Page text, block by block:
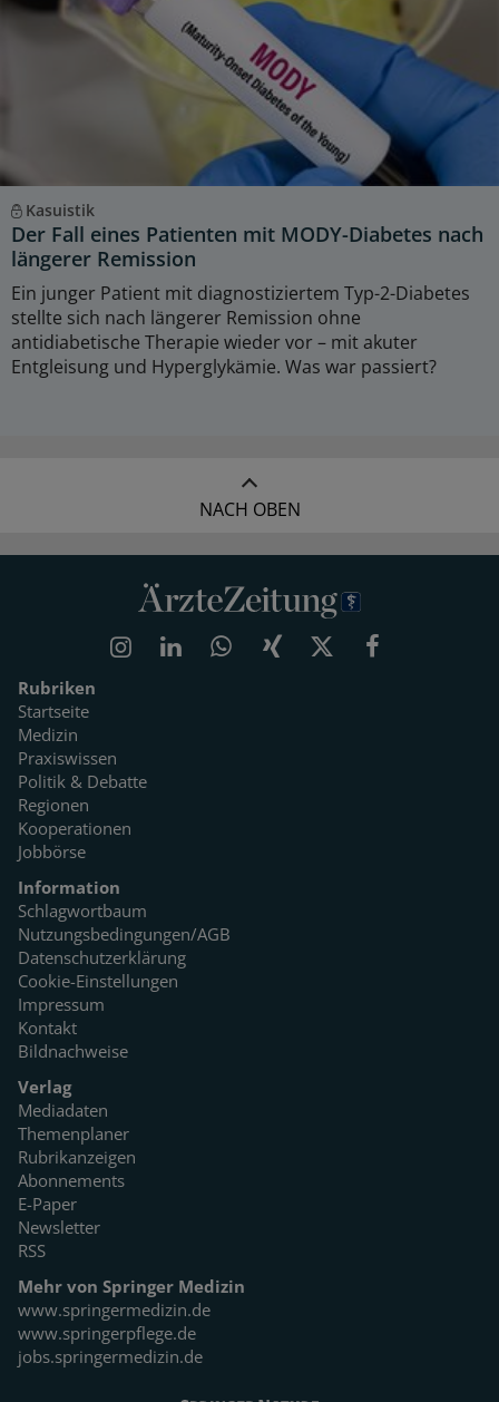
Kasuistik
Der Fall eines Patienten mit MODY-Diabetes nach
längerer Remission
Ein junger Patient mit diagnostiziertem Typ-2-Diabetes
stellte sich nach längerer Remission ohne
antidiabetische Therapie wieder vor – mit akuter
Entgleisung und Hyperglykämie. Was war passiert?
NACH OBEN
Rubriken
Startseite
Medizin
Praxiswissen
Politik & Debatte
Regionen
Kooperationen
Jobbörse
Information
Schlagwortbaum
Nutzungsbedingungen/AGB
Datenschutzerklärung
Cookie-Einstellungen
Impressum
Kontakt
Bildnachweise
Verlag
Mediadaten
Themenplaner
Rubrikanzeigen
Abonnements
E-Paper
Newsletter
RSS
Mehr von Springer Medizin
www.springermedizin.de
www.springerpflege.de
jobs.springermedizin.de